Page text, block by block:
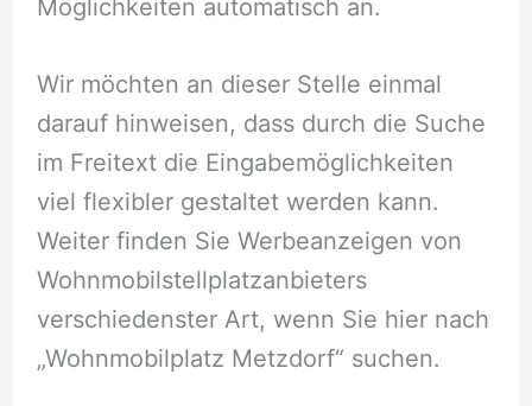
Möglichkeiten automatisch an.
Wir möchten an dieser Stelle einmal
darauf hinweisen, dass durch die Suche
im Freitext die Eingabemöglichkeiten
viel flexibler gestaltet werden kann.
Weiter finden Sie Werbeanzeigen von
Wohnmobilstellplatzanbieters
verschiedenster Art, wenn Sie hier nach
„Wohnmobilplatz Metzdorf“ suchen.